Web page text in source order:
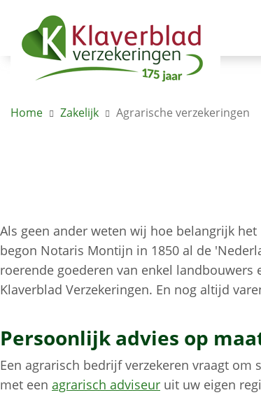
Home Zakelijk Agrarische verzekeringen
Als geen ander weten wij hoe belangrijk
begon Notaris Montijn in 1850 al de
roerende goederen van enkel
Klaverblad Verzekeringen. En nog altijd
Persoonlijk advies op
Een agrarisch bedrijf verzekeren vraagt om
met een agrarisch adviseur uit uw eigen